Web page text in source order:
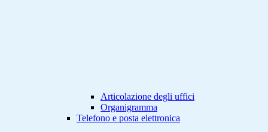
Articolazione degli uffici
Organigramma
Telefono e posta elettronica